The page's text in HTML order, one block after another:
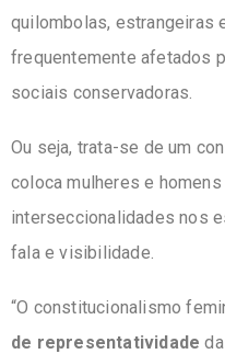
quilombolas, estrangeiras
frequentemente afetados
sociais conservadoras.
Ou seja, trata-se de um
coloca mulheres e
interseccionalidades nos
fala e visibilidade.
“O constitucionalismo
de representatividade